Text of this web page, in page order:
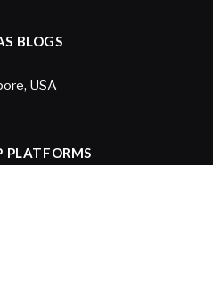
BLOGS
, USA
PLATFORMS